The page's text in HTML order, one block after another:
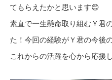
てもらえたかと思います😊
素直で一生懸命取り組むＹ君
た！今回の経験がＹ君の今後
これからの活躍を心から応援